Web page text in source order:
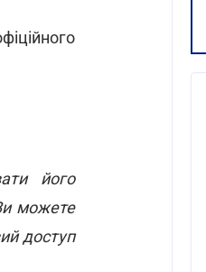
його
можете
доступ